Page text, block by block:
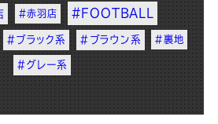
#赤羽店 #FOOTBALL
#ブラック系 #ブラウン系 #裏地
#グレー系